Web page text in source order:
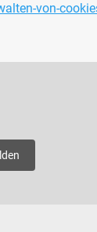
von-